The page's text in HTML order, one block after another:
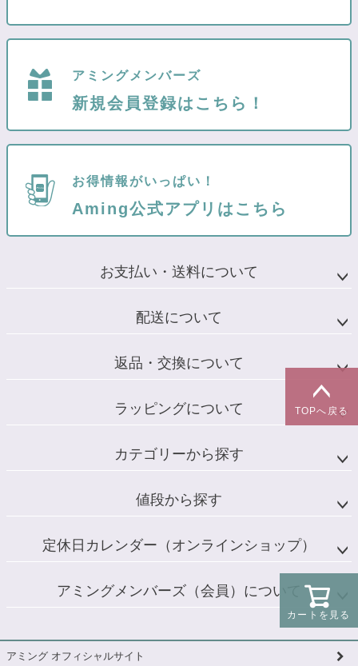
カートを見る
TOPへ戻る
アミングメンバーズ
新規会員登録はこちら！
お得情報がいっぱい！
Aming公式アプリはこちら
お支払い・送料について
配送について
返品・交換について
ラッピングについて
カテゴリーから探す
値段から探す
定休日カレンダー（オンラインショップ）
アミングメンバーズ（会員）について
アミング オフィシャルサイト